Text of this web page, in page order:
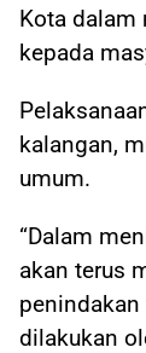
Kota dalam
kepada
kalangan,
umum.
“Dalam
akan terus
penindakan
dilakukan